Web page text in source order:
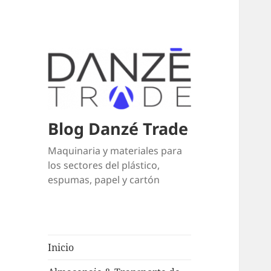
Blog Danzé Trade
Maquinaria y materiales para
los sectores del plástico,
espumas, papel y cartón
Inicio